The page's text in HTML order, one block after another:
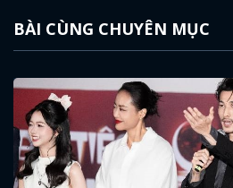
ĐĂNG
BÀI CÙNG CHUYÊN MỤC